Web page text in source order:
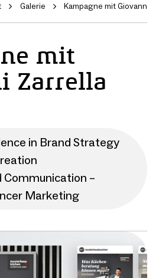
Galerie Kampagne mit Giovanni
mit
Zarrella
in Brand Strategy
Communication –
Marketing